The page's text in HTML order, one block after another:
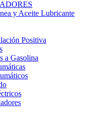
y Aceite Lubricante
Positiva
a Gasolina